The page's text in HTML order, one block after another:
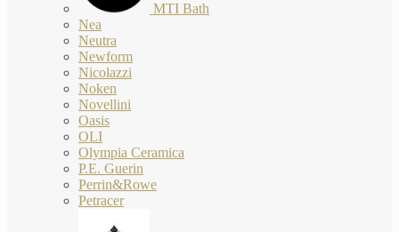
MTI Bath
Nea
Neutra
Newform
Nicolazzi
Noken
Novellini
Oasis
OLI
Olympia Ceramica
P.E. Guerin
Perrin&Rowe
Petracer